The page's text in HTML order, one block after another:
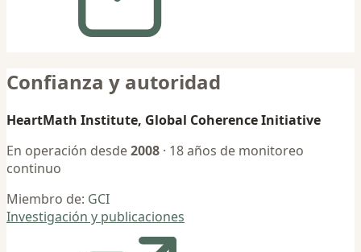
Confianza y autoridad
HeartMath Institute, Global Coherence Initiative
En operación desde2008 · 18 años de monitoreo
continuo
Miembro de: GCI
Investigación y publicaciones